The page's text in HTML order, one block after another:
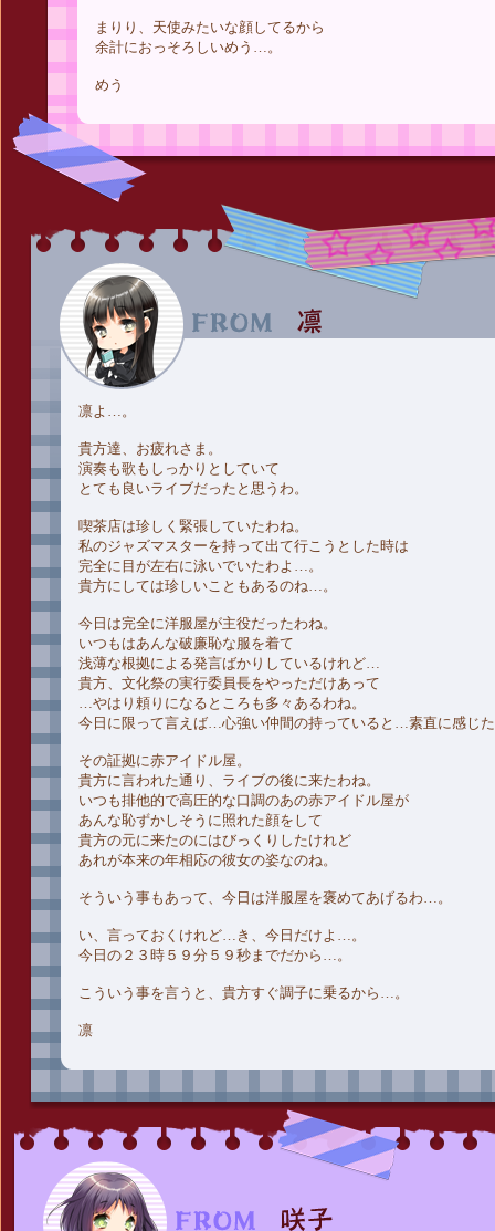
まりり、天使みたいな顔してるから
余計におっそろしいめう…。
めう
凛よ…。
貴方達、お疲れさま。
演奏も歌もしっかりとしていて
とても良いライブだったと思うわ。
喫茶店は珍しく緊張していたわね。
私のジャズマスターを持って出て行こうとした時は
完全に目が左右に泳いでいたわよ…。
貴方にしては珍しいこともあるのね…。
今日は完全に洋服屋が主役だったわね。
いつもはあんな破廉恥な服を着て
浅薄な根拠による発言ばかりしているけれど…
貴方、文化祭の実行委員長をやっただけあって
…やはり頼りになるところも多々あるわね。
今日に限って言えば…心強い仲間の持っていると…素直に感じ
その証拠に赤アイドル屋。
貴方に言われた通り、ライブの後に来たわね。
いつも排他的で高圧的な口調のあの赤アイドル屋が
あんな恥ずかしそうに照れた顔をして
貴方の元に来たのにはびっくりしたけれど
あれが本来の年相応の彼女の姿なのね。
そういう事もあって、今日は洋服屋を褒めてあげるわ…。
い、言っておくけれど…き、今日だけよ…。
今日の２３時５９分５９秒までだから…。
こういう事を言うと、貴方すぐ調子に乗るから…。
凛